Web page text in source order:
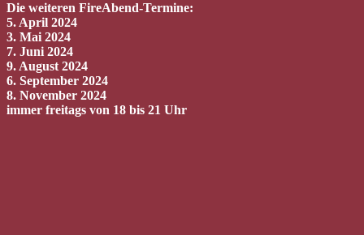
Die weiteren FireAbend-Termine:
5. April 2024
3. Mai 2024
7. Juni 2024
9. August 2024
6. September 2024
8. November 2024
immer freitags von 18 bis 21 Uhr